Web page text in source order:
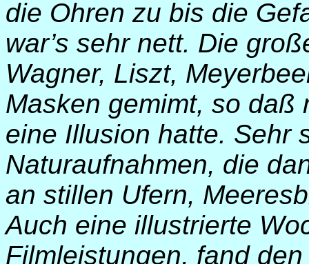
die Ohren zu bis die
war’s sehr nett. Die
Wagner, Liszt,
Masken gemimt, so daß
eine Illusion hatte. Sehr
Naturaufnahmen, die
an stillen Ufern,
Auch eine illustrierte
Filmleistungen, fand